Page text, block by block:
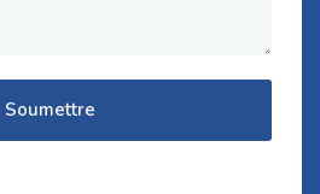
Soumettre